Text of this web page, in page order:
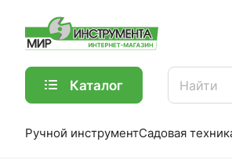
Каталог
Ручной инструментСадовая